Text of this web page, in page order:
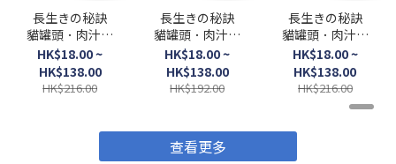
長生きの秘訣
貓罐頭．肉汁湯
罐 吞拿魚+綠唇
貽貝口味80g
HK$18.00 ~
HK$138.00
HK$216.00
長生きの秘訣
貓罐頭．肉汁湯
罐 吞拿魚+雞肉
+南瓜口味80g
HK$18.00 ~
HK$138.00
HK$192.00
長生きの秘訣
貓罐頭．肉汁湯
罐 吞拿魚口味
80g
HK$18.00 ~
HK$138.00
HK$216.00
查看更多